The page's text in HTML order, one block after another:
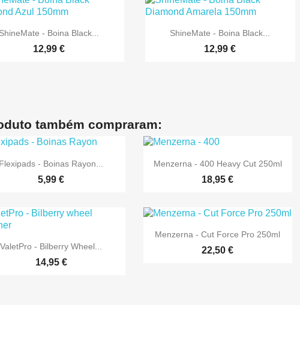
 Vista rápida
- Boina Black...
12,99 €
 Vista rápida
ShineMate - Boina Black...
12,99 €
também compraram:
 Vista rápida
- Boinas Rayon...
5,99 €
 Vista rápida
Menzerna - 400 Heavy Cut 250ml
18,95 €
 Vista rápida
ValetPro - Bilberry Wheel...
14,95 €
 Vista rápida
Menzerna - Cut Force Pro 250ml
22,50 €